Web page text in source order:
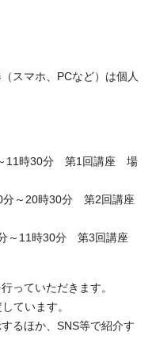
スマホ、PCなど）は個人
11時30分 第1回講座 場
分～20時30分 第2回講座
～11時30分 第3回講座
っていただきます。
ています。
るほか、SNS等で紹介す